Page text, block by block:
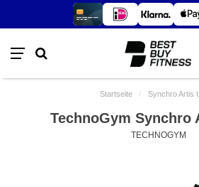
Startseite / Synchro Artis
TechnoGym Synchro
TECHNOGYM